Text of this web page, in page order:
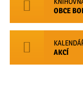
OBCE
AKCÍ